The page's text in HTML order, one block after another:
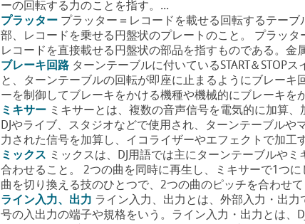
ーの回転する力のことを指す。...
プラッター プラッター＝レコードを載せる回転するテー
部、レコードを乗せる円盤状のプレートのこと。 プラッ
レコードを直接載せる円盤状の部品を指すものである。金
ブレーキ回路 ターンテーブルに付いているSTART＆STOP
と、ターンテーブルの回転が即座に止まるようにブレーキ
ーを制御してブレーキをかける機種や機械的にブレーキを
ミキサー ミキサーとは、複数の音声信号を電気的に加算、
DJやライブ、スタジオなどで使用され、ターンテーブルや
力された信号を加算し、イコライザーやエフェクトで加工
ミックス ミックスは、DJ用語では主にターンテーブルや
合わせること。 2つの曲を同時に再生し、ミキサーで1つに
曲を切り換える技のひとつで、2つの曲のピッチを合わせ
ライン入力、出力 ライン入力、出力とは、外部入力・出
号の入出力の端子や規格をいう。ライン入力・出力とは、